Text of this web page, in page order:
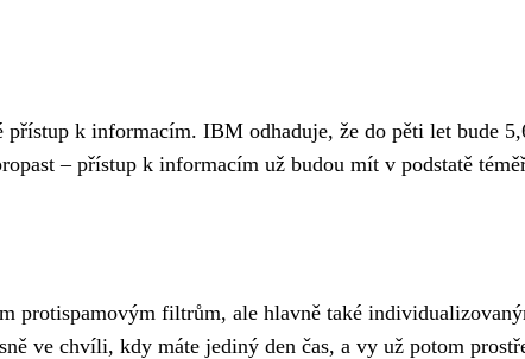
k informacím. IBM odhaduje, že do pěti let bude
– přístup k informacím už budou mít v podstatě
filtrům, ale hlavně také
ve chvíli, kdy máte jediný den čas, a vy už potom